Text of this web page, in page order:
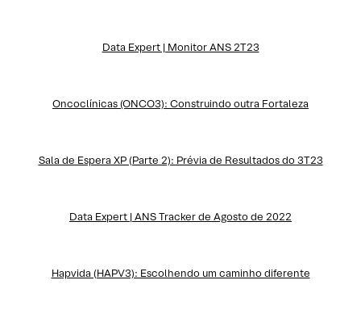
Data Expert | Monitor ANS 2T23
Oncoclínicas (ONCO3): Construindo outra Fortaleza
Sala de Espera XP (Parte 2): Prévia de Resultados do 3T23
Data Expert | ANS Tracker de Agosto de 2022
Hapvida (HAPV3): Escolhendo um caminho diferente